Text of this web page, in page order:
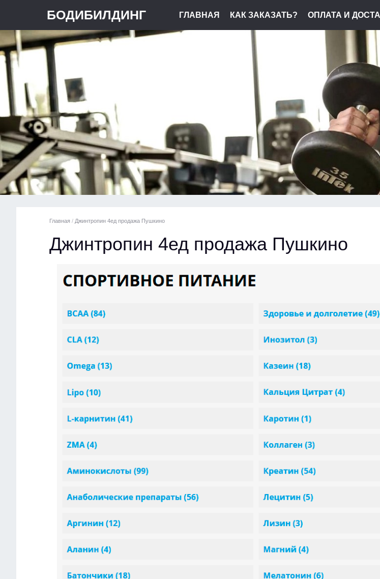
БОДИБИЛДИНГ ГЛАВНАЯ КАК ЗАКАЗАТЬ? ОПЛАТА И
Главная / Джинтропин 4ед продажа Пушкино
Джинтропин 4ед продажа Пушкино